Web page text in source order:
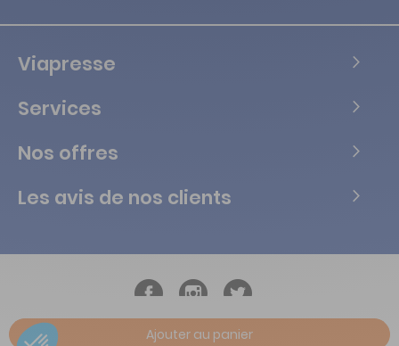
Ajouter au panier
Viapresse
Services
Nos offres
Les avis de nos clients
Copyright © Tous droits réservés Vialife - 2026.